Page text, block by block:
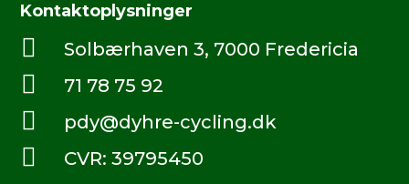
Kontaktoplysninger
 Solbærhaven 3, 7000 Fredericia
 71 78 75 92
 pdy@dyhre-cycling.dk
 CVR: 39795450